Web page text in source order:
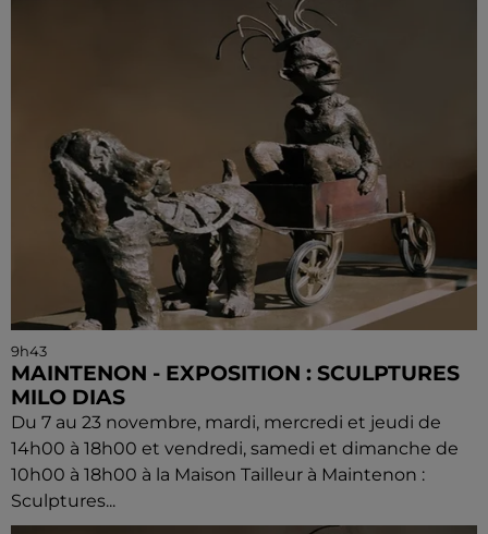
9h43
MAINTENON - EXPOSITION : SCULPTURES
MILO DIAS
Du 7 au 23 novembre, mardi, mercredi et jeudi de
14h00 à 18h00 et vendredi, samedi et dimanche de
10h00 à 18h00 à la Maison Tailleur à Maintenon :
Sculptures...